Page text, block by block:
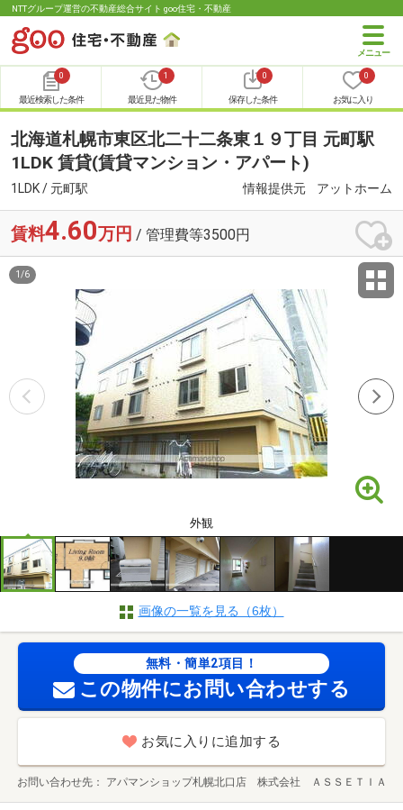
NTTグループ運営の不動産総合サイト goo住宅・不動産
0
最近検索した条件
1
最近見た物件
0
保存した条件
0
お気に入り
北海道札幌市東区北二十二条東１９丁目 元町駅
1LDK 賃貸(賃貸マンション・アパート)
1LDK / 元町駅 情報提供元 アットホーム
賃料4.60万円 / 管理費等3500円
外観
1 /6
画像の一覧を見る（6枚）
無料・簡単2項目！
この物件にお問い合わせする
お気に入りに追加する
お問い合わせ先 アパマンショップ札幌北口店 株式会社 ＡＳＳＥＴＩＡ